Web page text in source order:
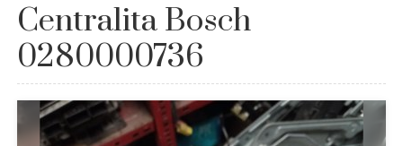
Centralita Bosch
0280000736